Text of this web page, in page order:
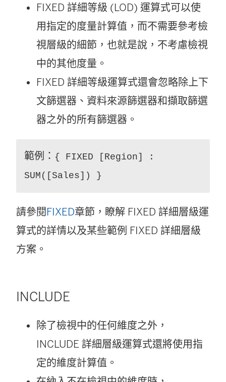
FIXED 詳細等級 (LOD) 運算式可以使
用指定的度量計算值，而不需要參考檢
視層級的細節，也就是說，不考慮檢視
中的其他度量。
FIXED 詳細等級運算式還會忽略除上下
文篩選器、資料來源篩選器和擷取篩選
器之外的所有篩選器。
範例： { FIXED [Region] :
SUM([Sales]) }
請參閱 FIXED章節，瞭解 FIXED 詳細層級運
算式的詳情以及某些範例 FIXED 詳細層級
方案。
INCLUDE
除了檢視中的任何維度之外，
INCLUDE 詳細層級運算式還將使用指
定的維度計算值。